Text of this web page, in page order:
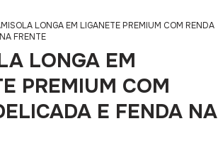
LONGA EM LIGANETE PREMIUM COM RENDA
FRENTE
LONGA EM
PREMIUM COM
E FENDA NA